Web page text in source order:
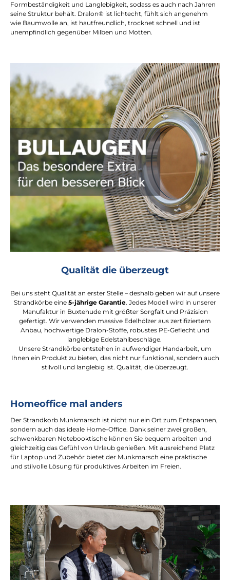
Formbeständigkeit und Langlebigkeit, sodass es auch nach Jahren
seine Struktur behält. Dralon® ist lichtecht, fühlt sich angenehm
wie Baumwolle an, ist hautfreundlich, trocknet schnell und ist
unempfindlich gegenüber Milben und Motten.
Qualität die überzeugt
Bei uns steht Qualität an erster Stelle – deshalb geben wir auf unsere
Strandkörbe eine 5-jährige Garantie. Jedes Modell wird in unserer
Manufaktur in Buxtehude mit größter Sorgfalt und Präzision
gefertigt. Wir verwenden massive Edelhölzer aus zertifiziertem
Anbau, hochwertige Dralon-Stoffe, robustes PE-Geflecht und
langlebige Edelstahlbeschläge.
Unsere Strandkörbe entstehen in aufwendiger Handarbeit, um
Ihnen ein Produkt zu bieten, das nicht nur funktional, sondern auch
stilvoll und langlebig ist. Qualität, die überzeugt.
Homeoffice mal anders
Der Strandkorb Munkmarsch ist nicht nur ein Ort zum Entspannen,
sondern auch das ideale Home-Office. Dank seiner zwei großen,
schwenkbaren Notebooktische können Sie bequem arbeiten und
gleichzeitig das Gefühl von Urlaub genießen. Mit ausreichend Platz
für Laptop und Zubehör bietet der Munkmarsch eine praktische
und stilvolle Lösung für produktives Arbeiten im Freien.